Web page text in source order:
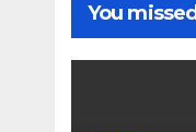
You missed